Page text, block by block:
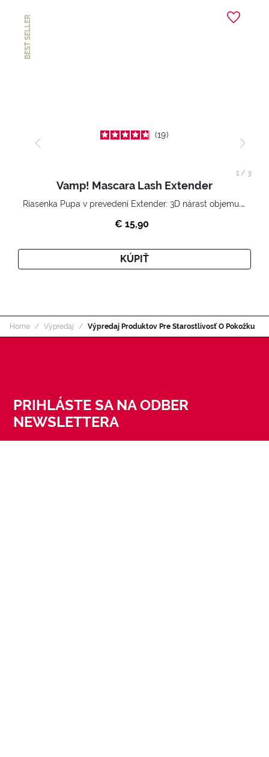
BEST SELLER
19
Vamp! Mascara Lash Extender
Riasenka Pupa v prevedení Extender. 3D nárast objemu. Nekonečne zhutnené a nadvihnuté riasy.
€ 15,90
KÚPIŤ
1/ 3
Home Výpredaj Výpredaj Produktov Pre Starostlivosť O Pokožku
PRIHLÁSTE SA NA ODBER
NEWSLETTERA